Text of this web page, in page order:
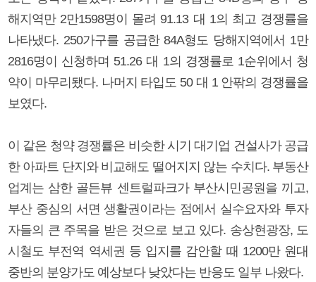
해지역만 2만1598명이 몰려 91.13 대 1의 최고 경쟁률을
나타냈다. 250가구를 공급한 84A형도 당해지역에서 1만
2816명이 신청하며 51.26 대 1의 경쟁률로 1순위에서 청
약이 마무리됐다. 나머지 타입도 50 대 1 안팎의 경쟁률을
보였다.
이 같은 청약 경쟁률은 비슷한 시기 대기업 건설사가 공급
한 아파트 단지와 비교해도 떨어지지 않는 수치다. 부동산
업계는 삼한 골든뷰 센트럴파크가 부산시민공원을 끼고,
부산 중심의 서면 생활권이라는 점에서 실수요자와 투자
자들의 큰 주목을 받은 것으로 보고 있다. 송상현광장, 도
시철도 부전역 역세권 등 입지를 감안할 때 1200만 원대
중반의 분양가도 예상보다 낮았다는 반응도 일부 나왔다.